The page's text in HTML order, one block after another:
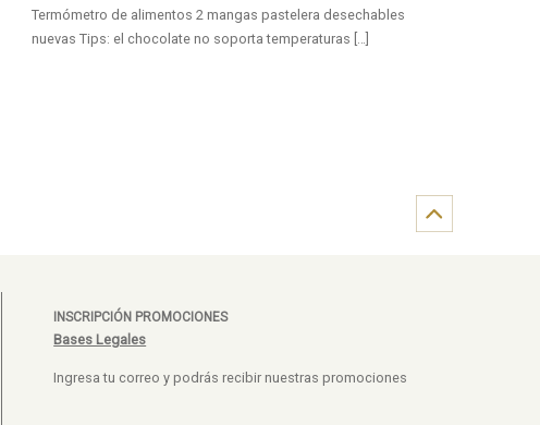
Termómetro de alimentos 2 mangas pastelera desechables
nuevas Tips: el chocolate no soporta temperaturas […]
INSCRIPCIÓN PROMOCIONES
Bases Legales
Ingresa tu correo y podrás recibir nuestras promociones